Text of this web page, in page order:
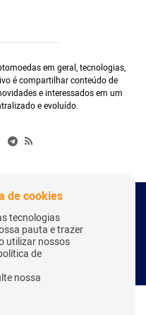
em geral, tecnologias,
é compartilhar conteúdo de
e interessados em um
e evoluído.
os Direitos Reservados
Correa
de cookies
tecnologias
pauta e trazer
utilizar nossos
de
nossa